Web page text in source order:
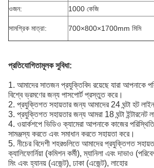
ওজন: 1000 কেজি
সামগ্রিক মাত্রা: 700×800×1700mm মিমি
প্রতিযোগিতামূলক সুবিধা:
1. আমাদের সাতজন প্রযুক্তিবিদ রয়েছে যারা আপনাকে
বিশ্বে ভ্রমণের জন্য পাসপোর্ট প্রস্তুত করে।
2. প্রযুক্তিগত সহায়তার জন্য আমাদের 24 ঘন্টা হট
3. প্রযুক্তিগত সহায়তার জন্য আমরা 18 ঘন্টা ইন্টারনেট
4. ওয়ার্কশপে ভিডিও ক্যামেরা আপনাকে কাজের
সামঞ্জস্য করতে এবং সমাধান করতে সহায়তা করে।
5. নীচের বিদেশী শহরগুলিতে আমাদের প্রযুক্তিগত
ক্যালিফোর্নিয়া (কমিশন কর্মী), ম্যানিলা এবং দাভাও
মিং এবং হ্যানয় (এজেন্ট), ঢাকা (এজেন্ট), লাহোর